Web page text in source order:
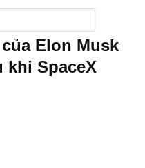
Elon Musk
khi SpaceX